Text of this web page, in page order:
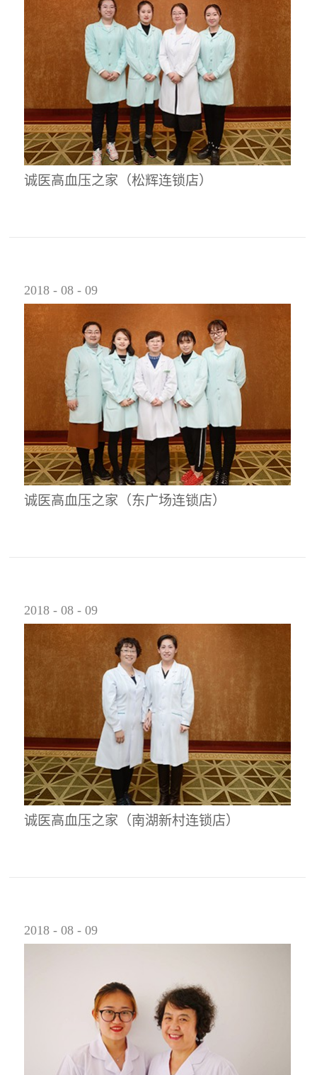
诚医高血压之家（松辉连锁店）
2018 - 08 - 09
诚医高血压之家（东广场连锁店）
2018 - 08 - 09
诚医高血压之家（南湖新村连锁店）
2018 - 08 - 09